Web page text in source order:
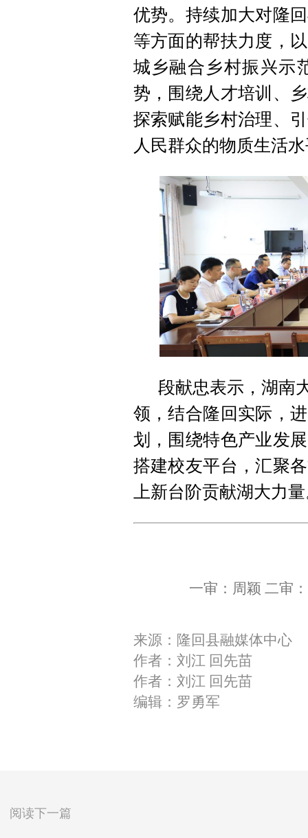
优势。持续加大对隆
等方面的帮扶力度，
城乡融合乡村振兴示
势，围绕人才培训、
探索赋能乡村治理、
人民群众的物质生活
段献忠表示，湖南
领，结合隆回实际，
划，围绕特色产业发
搭建校友平台，汇聚
上新台阶贡献湖大力
一审：周颖 二审
来源：隆回县融媒体中心
作者：刘江 回先苗
作者：刘江 回先苗
编辑：罗勇军
阅读下一篇